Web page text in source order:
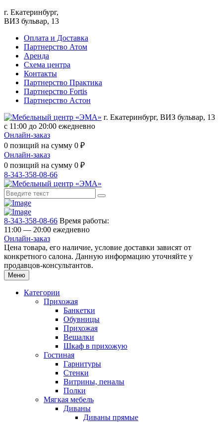
г. Екатеринбург,
ВИЗ бульвар, 13
Оплата и Доставка
Партнерство Атом
Аренда
Схема центра
Контакты
Партнерство Практика
Партнерство Fortis
Партнерство Астон
г. Екатеринбург, ВИЗ бульвар, 13
с 11:00 до 20:00 ежедневно
Онлайн-заказ
0 позиций на сумму 0 ₽
Онлайн-заказ
0 позиций на сумму 0 ₽
8-343-358-08-66
8-343-358-08-66 Время работы:
11:00 — 20:00 ежедневно
Онлайн-заказ
Цена товара, его наличие, условие доставки зависят от
конкретного салона. Данную информацию уточняйте у
продавцов-консультантов.
Меню
Категории
Прихожая
Банкетки
Обувницы
Прихожая
Вешалки
Шкаф в прихожую
Гостиная
Гарнитуры
Стенки
Витрины, пеналы
Полки
Мягкая мебель
Диваны
Диваны прямые